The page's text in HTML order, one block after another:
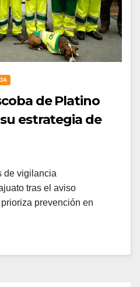
de Platino
estrategia de
de vigilancia
tras el aviso
prevención en